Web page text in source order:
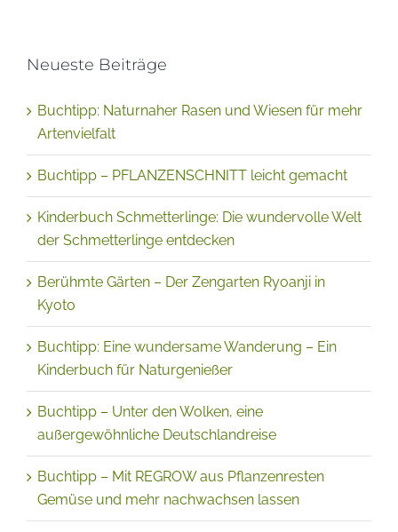
Buchtipp: Naturnaher Rasen und Wiesen für mehr
Artenvielfalt
Buchtipp – PFLANZENSCHNITT leicht gemacht
Kinderbuch Schmetterlinge: Die wundervolle Welt
der Schmetterlinge entdecken
Berühmte Gärten – Der Zengarten Ryoanji in
Kyoto
Buchtipp: Eine wundersame Wanderung – Ein
Kinderbuch für Naturgenießer
Buchtipp – Unter den Wolken, eine
außergewöhnliche Deutschlandreise
Buchtipp – Mit REGROW aus Pflanzenresten
Gemüse und mehr nachwachsen lassen